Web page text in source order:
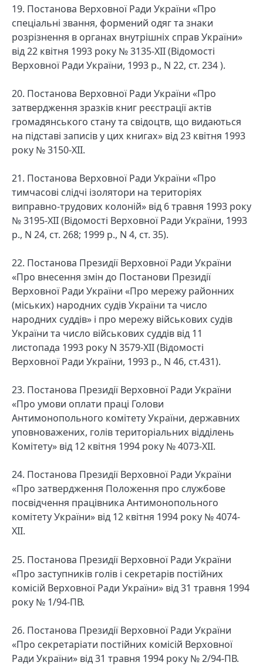
19. Постанова Верховної Ради України «Про
спеціальні звання, формений одяг та знаки
розрізнення в органах внутрішніх справ України»
від 22 квітня 1993 року № 3135-XII (Відомості
Верховної Ради України, 1993 р., N 22, ст. 234 ).
20. Постанова Верховної Ради України «Про
затвердження зразків книг реєстрації актів
громадянського стану та свідоцтв, що видаються
на підставі записів у цих книгах» від 23 квітня 1993
року № 3150-XII.
21. Постанова Верховної Ради України «Про
тимчасові слідчі ізолятори на територіях
виправно-трудових колоній» від 6 травня 1993 року
№ 3195-XII (Відомості Верховної Ради України, 1993
р., N 24, ст. 268; 1999 р., N 4, ст. 35).
22. Постанова Президії Верховної Ради України
«Про внесення змін до Постанови Президії
Верховної Ради України «Про мережу районних
(міських) народних судів України та число
народних суддів» і про мережу військових судів
України та число військових суддів від 11
листопада 1993 року N 3579-XII (Відомості
Верховної Ради України, 1993 р., N 46, ст.431).
23. Постанова Президії Верховної Ради України
«Про умови оплати праці Голови
Антимонопольного комітету України, державних
уповноважених, голів територіальних відділень
Комітету» від 12 квітня 1994 року № 4073-XII.
24. Постанова Президії Верховної Ради України
«Про затвердження Положення про службове
посвідчення працівника Антимонопольного
комітету України» від 12 квітня 1994 року № 4074-
XII.
25. Постанова Президії Верховної Ради України
«Про заступників голів і секретарів постійних
комісій Верховної Ради України» від 31 травня 1994
року № 1/94-ПВ.
26. Постанова Президії Верховної Ради України
«Про секретаріати постійних комісій Верховної
Ради України» від 31 травня 1994 року № 2/94-ПВ.